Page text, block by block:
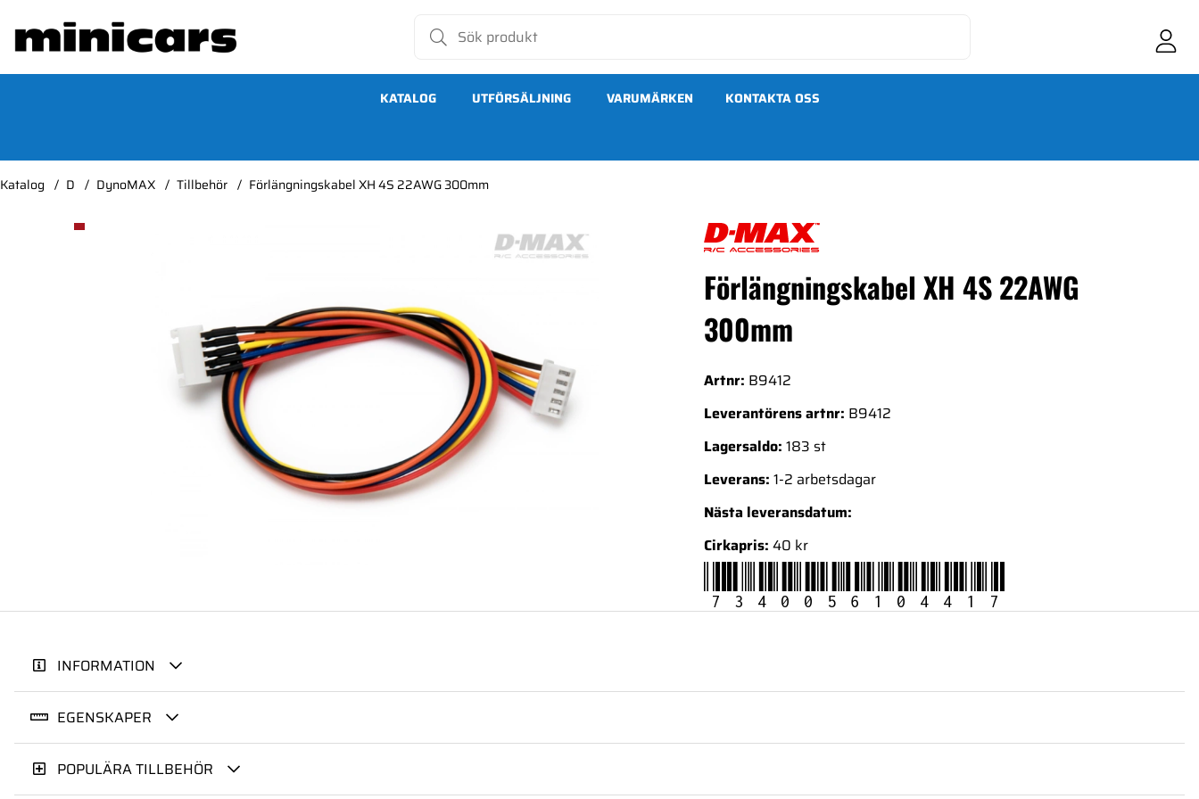
KATALOG UTFÖRSÄLJNING VARUMÄRKEN KONTAKTA OSS
Katalog D DynoMAX Tillbehör Förlängningskabel XH 4S 22AWG 300mm
Produktbilder Förlängningskabel XH 4S 22AWG 300mm
Förlängningskabel XH 4S 22AWG
300mm
Artnr: B9412
Leverantörens artnr: B9412
Lagersaldo: 183 st
Leverans: 1-2 arbetsdagar
Nästa leveransdatum:
Cirkapris: 40 kr
7340056104417
INFORMATION
EGENSKAPER
POPULÄRA TILLBEHÖR